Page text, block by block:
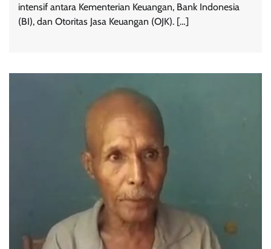
intensif antara Kementerian Keuangan, Bank Indonesia
(BI), dan Otoritas Jasa Keuangan (OJK). […]